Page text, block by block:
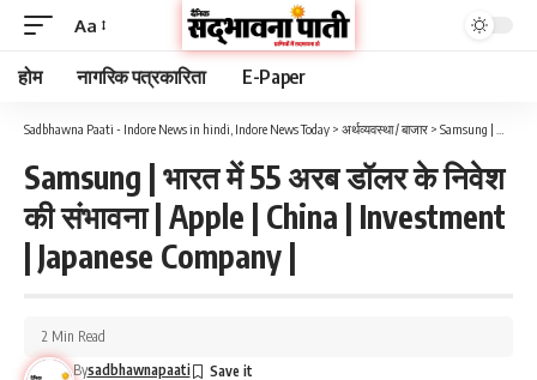
Aa
होम नागरिक पत्रकारिता E-Paper
Sadbhawna Paati - Indore News in hindi, Indore News Today > अर्थव्यवस्था / बाजार > Samsung | भारत में 55 अरब डॉलर के निवेश की संभावना | Apple | China | Investment | Japanese Company |
Samsung | भारत में 55 अरब डॉलर के निवेश
की संभावना | Apple | China | Investment
| Japanese Company |
Bysadbhawnapaati
2 Min Read